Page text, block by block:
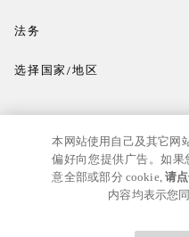
法务
点击此处选择国家/地区和语言。
选择国家/地区
本网站使用自己及其它网
偏好向您提供广告。如果
意全部或部分 cookie,请
内容均表示您